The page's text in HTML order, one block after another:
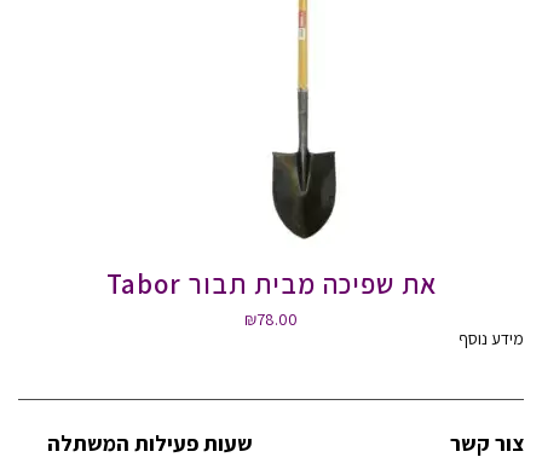
את שפיכה מבית תבור Tabor
₪78.00
מידע נוסף
צור קשר
שעות פעילות המשתלה